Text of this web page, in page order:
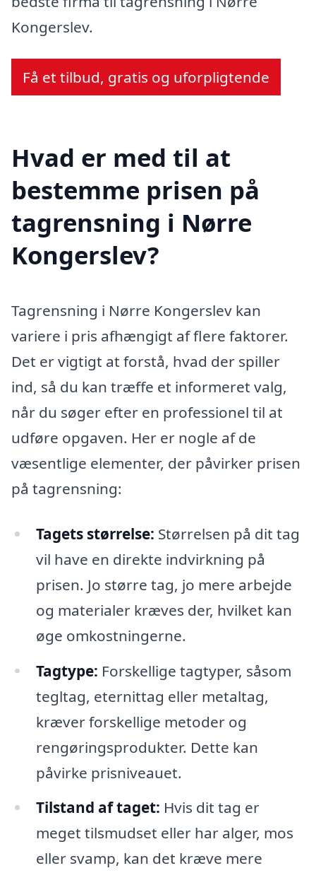
Kongerslev.
Få et tilbud, gratis og uforpligtende
Hvad er med til at
bestemme prisen på
tagrensning i Nørre
Kongerslev?
Tagrensning i Nørre Kongerslev kan
variere i pris afhængigt af flere faktorer.
Det er vigtigt at forstå, hvad der spiller
ind, så du kan træffe et informeret valg,
når du søger efter en professionel til at
udføre opgaven. Her er nogle af de
væsentlige elementer, der påvirker prisen
på tagrensning:
Tagets størrelse: Størrelsen på dit tag
vil have en direkte indvirkning på
prisen. Jo større tag, jo mere arbejde
og materialer kræves der, hvilket kan
øge omkostningerne.
Tagtype: Forskellige tagtyper, såsom
tegltag, eternittag eller metaltag,
kræver forskellige metoder og
rengøringsprodukter. Dette kan
påvirke prisniveauet.
Tilstand af taget: Hvis dit tag er
meget tilsmudset eller har alger, mos
eller svamp, kan det kræve mere